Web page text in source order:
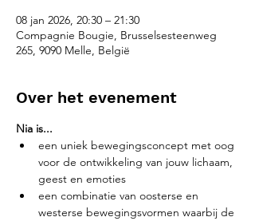
08 jan 2026, 20:30 – 21:30
Compagnie Bougie, Brusselsesteenweg
265, 9090 Melle, België
Over het evenement
Nia is...
een uniek bewegingsconcept met oog
voor de ontwikkeling van jouw lichaam,
geest en emoties
een combinatie van oosterse en
westerse bewegingsvormen waarbij de